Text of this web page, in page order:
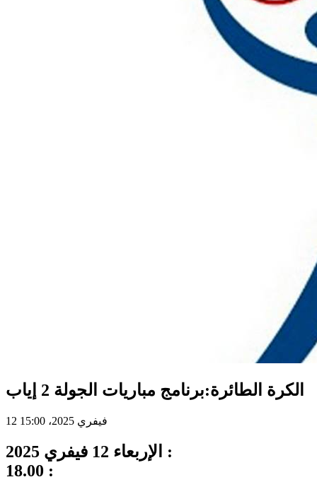
الكرة الطائرة:برنامج مباريات الجولة 2 إياب
12 فيفري 2025، 15:00
الإربعاء 12 فيفري 2025 :
18.00 :